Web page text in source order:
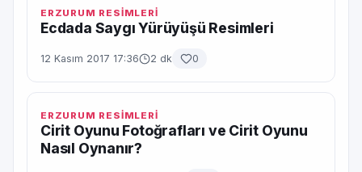
ERZURUM RESİMLERİ
Ecdada Saygı Yürüyüşü Resimleri
12 Kasım 2017 17:36 2 dk 0
ERZURUM RESİMLERİ
Cirit Oyunu Fotoğrafları ve Cirit Oyunu
Nasıl Oynanır?